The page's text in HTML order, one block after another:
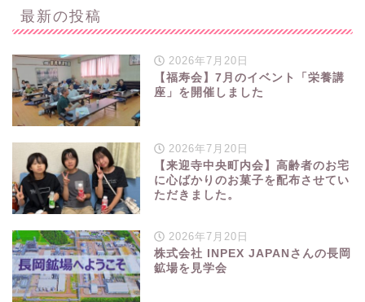
最新の投稿
2026年7月20日
【福寿会】7月のイベント「栄養講
座」を開催しました
2026年7月20日
【来迎寺中央町内会】高齢者のお宅
に心ばかりのお菓子を配布させてい
ただきました。
2026年7月20日
株式会社 INPEX JAPANさんの長岡
鉱場を見学会